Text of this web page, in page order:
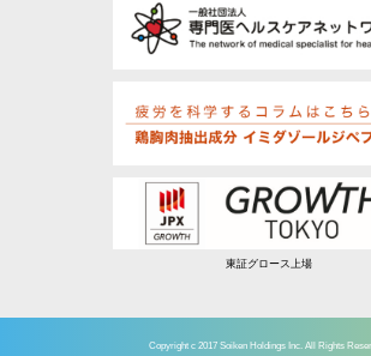
東証グロース上場
Copyright c 2017 Soiken Holdings Inc. All Rights